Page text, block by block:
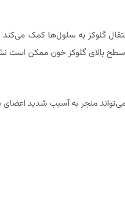
انتقال گلوکز به سلول‌ها کمک
بالای گلوکز خون ممکن است
منجر به آسیب شدید اعضای